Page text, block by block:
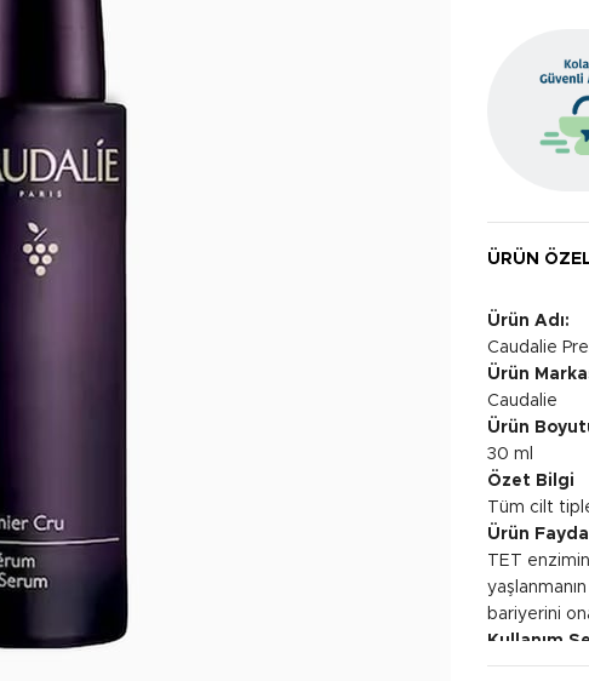
ÜRÜN
Ürün Adı:
Caudalie
Ürün
Caudalie
Ürün
30 ml
Özet Bilgi
Tüm cilt
Ürün
TET
bariyerini
Kullanım
Sabah ve